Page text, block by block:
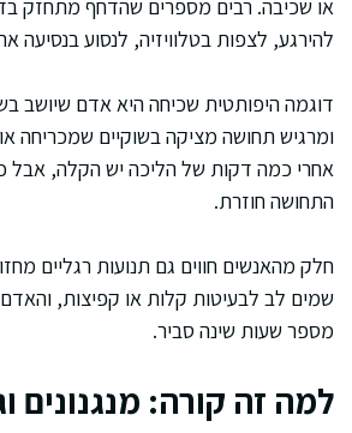
או שכיבה. רבים מספרים שהדחף מתחזק
להירגע, לצפות בטלוויזיה, לנסוע בנסיעה
ומרגיש תחושה מציקה בשוקיים שמכריחה
אחרי כמה דקות של הליכה יש הקלה, אבל
התחושה חוזרת.
חלק מהאנשים חווים גם תנועות רגליים
שמים לב לבעיטות קלות או קפיצות,
מספר שעות שינה סביר.
למה זה קורה: מנגנונים